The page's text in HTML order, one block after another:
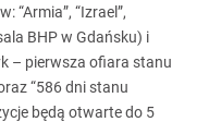
“Armia”, “Izrael”,
BHP w Gdańsku) i
– pierwsza ofiara stanu
“586 dni stanu
będą otwarte do 5